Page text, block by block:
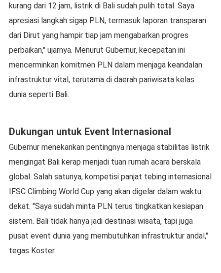
kurang dari 12 jam, listrik di Bali sudah pulih total. Saya
apresiasi langkah sigap PLN, termasuk laporan transparan
dari Dirut yang hampir tiap jam mengabarkan progres
perbaikan," ujarnya. Menurut Gubernur, kecepatan ini
mencerminkan komitmen PLN dalam menjaga keandalan
infrastruktur vital, terutama di daerah pariwisata kelas
dunia seperti Bali.
Dukungan untuk Event Internasional
Gubernur menekankan pentingnya menjaga stabilitas listrik
mengingat Bali kerap menjadi tuan rumah acara berskala
global. Salah satunya, kompetisi panjat tebing internasional
IFSC Climbing World Cup yang akan digelar dalam waktu
dekat. "Saya sudah minta PLN terus tingkatkan kesiapan
sistem. Bali tidak hanya jadi destinasi wisata, tapi juga
pusat event dunia yang membutuhkan infrastruktur andal,"
tegas Koster.